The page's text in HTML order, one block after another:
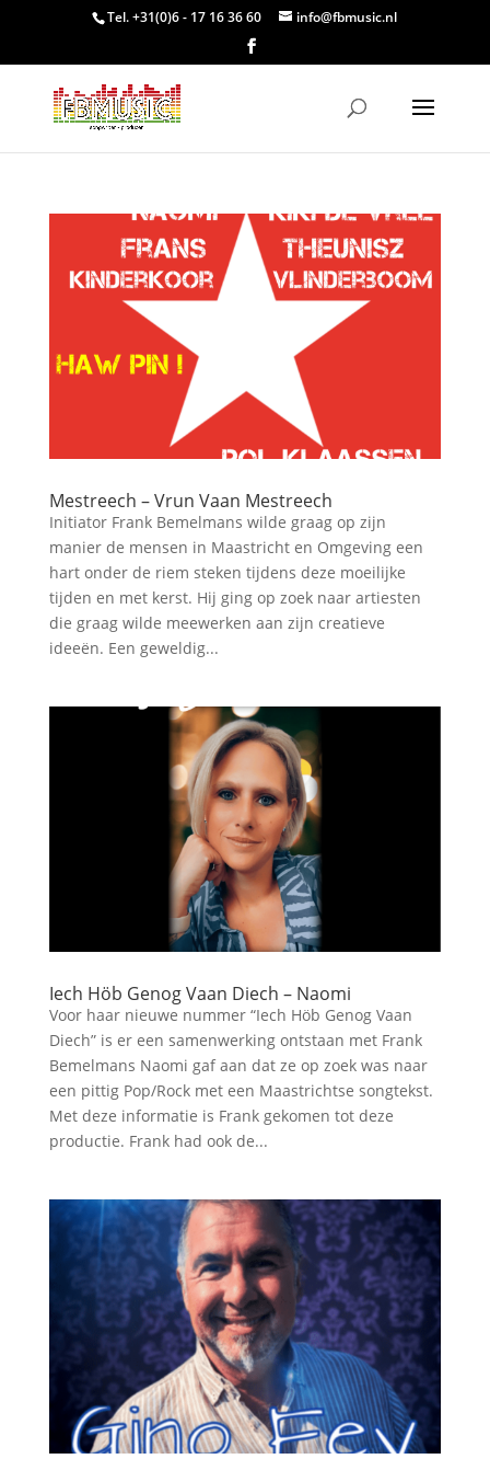
Tel. +31(0)6 - 17 16 36 60 info@fbmusic.nl
Mestreech – Vrun Vaan Mestreech
Initiator Frank Bemelmans wilde graag op zijn
manier de mensen in Maastricht en Omgeving een
hart onder de riem steken tijdens deze moeilijke
tijden en met kerst. Hij ging op zoek naar artiesten
die graag wilde meewerken aan zijn creatieve
ideeën. Een geweldig...
Iech Höb Genog Vaan Diech – Naomi
Voor haar nieuwe nummer “Iech Höb Genog Vaan
Diech” is er een samenwerking ontstaan met Frank
Bemelmans Naomi gaf aan dat ze op zoek was naar
een pittig Pop/Rock met een Maastrichtse songtekst.
Met deze informatie is Frank gekomen tot deze
productie. Frank had ook de...